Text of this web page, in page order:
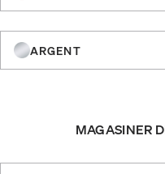
ARGENT
MAGASINER